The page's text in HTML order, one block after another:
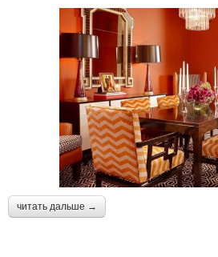
читать дальше →